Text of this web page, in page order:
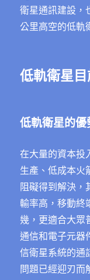
衛星通訊建設，
公里高空的低軌
低軌衛星
低軌衛星的優
在大量的資本投
生產、低成本火
阻礙得到解決，
輸率高，移動終
幾，更適合大眾
通信和電子元器
信衛星系統的通
問題已經迎刃而